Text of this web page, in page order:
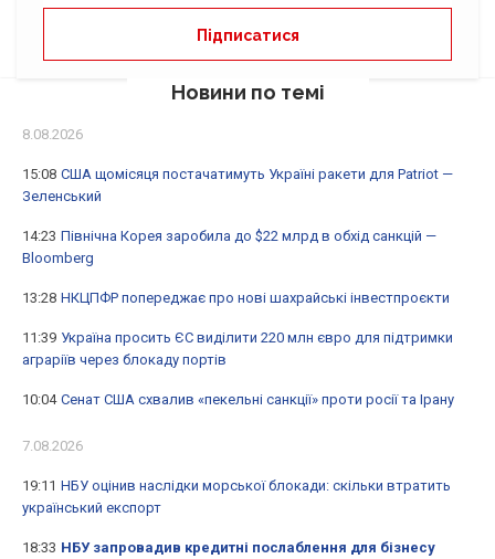
Новини по темі
8.08.2026
15:08 США щомісяця постачатимуть Україні ракети для Patriot —
Зеленський
14:23 Північна Корея заробила до $22 млрд в обхід санкцій —
Bloomberg
13:28 НКЦПФР попереджає про нові шахрайські інвестпроєкти
11:39 Україна просить ЄС виділити 220 млн євро для підтримки
аграріїв через блокаду портів
10:04 Сенат США схвалив «пекельні санкції» проти росії та Ірану
7.08.2026
19:11 НБУ оцінив наслідки морської блокади: скільки втратить
український експорт
18:33 НБУ запровадив кредитні послаблення для бізнесу